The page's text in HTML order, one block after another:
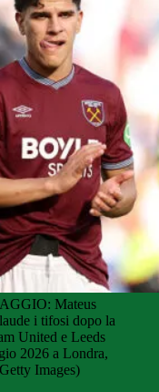
Mateus
i tifosi dopo la
United e Leeds
2026 a Londra,
Images)